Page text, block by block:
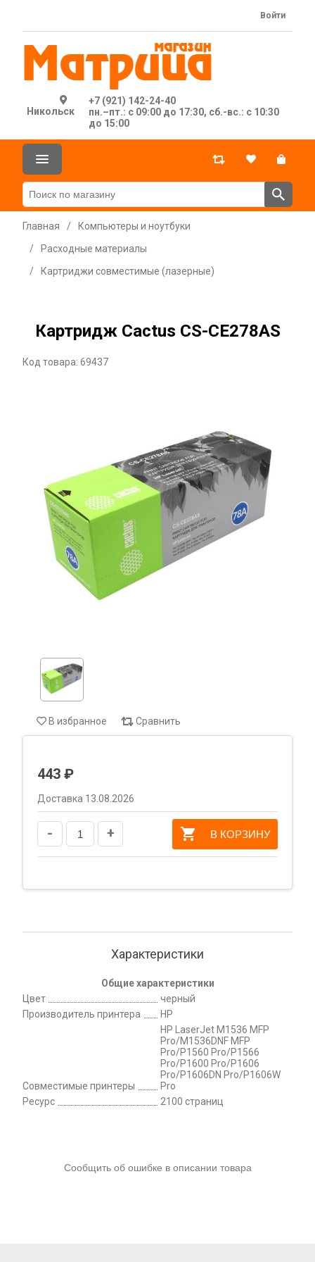
Никольск
+7 (921) 142-24-40
пн.–пт.: с 09:00 до 17:30, сб.-вс.: с 10:30
до 15:00
Войти
Главная /
Компьютеры и ноутбуки
/
Расходные материалы
/
Картриджи совместимые (лазерные)
Картридж Cactus CS-CE278AS
Код товара: 69437
В избранное Сравнить
443 ₽
Доставка 13.08.2026
- + В КОРЗИНУ
Характеристики
Общие характеристики
Цвет
черный
Производитель принтера
HP
Совместимые принтеры
HP LaserJet M1536 MFP
Pro/M1536DNF MFP
Pro/P1560 Pro/P1566
Pro/P1600 Pro/P1606
Pro/P1606DN Pro/P1606W
Pro
Ресурс
2100 страниц
Сообщить об ошибке в описании товара